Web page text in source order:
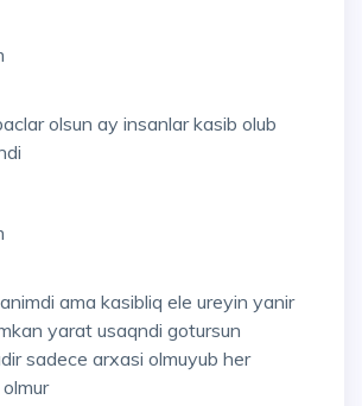
olsun ay insanlar kasib olub
ama kasibliq ele ureyin yanir
yarat usaqndi gotursun
sadece arxasi olmuyub her